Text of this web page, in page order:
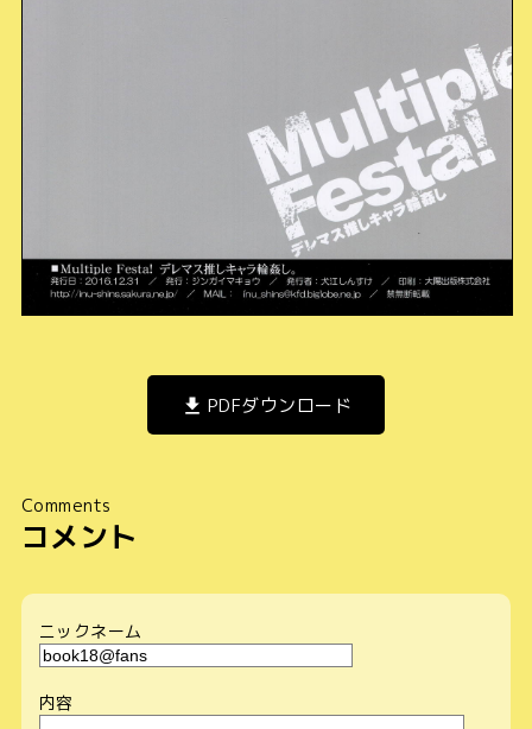
PDFダウンロード
Comments
コメント